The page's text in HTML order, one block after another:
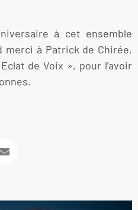
à cet ensemble
merci à Patrick de Chirée,
de Voix », pour l’avoir